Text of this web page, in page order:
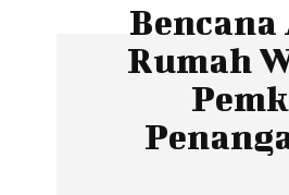
Bencana
Rumah